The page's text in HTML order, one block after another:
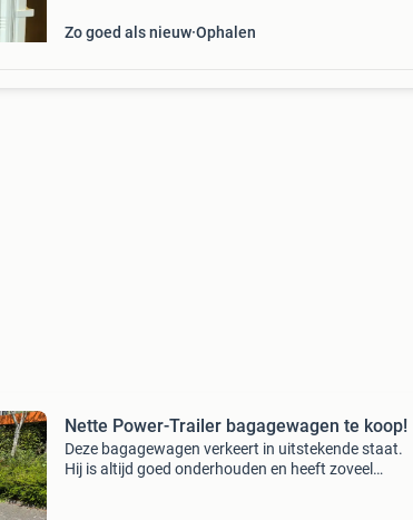
Zo goed als nieuw Ophalen
Nette Power-Trailer bagagewagen te koop!
Deze bagagewagen verkeert in uitstekende staat.
Hij is altijd goed onderhouden en heeft zoveel